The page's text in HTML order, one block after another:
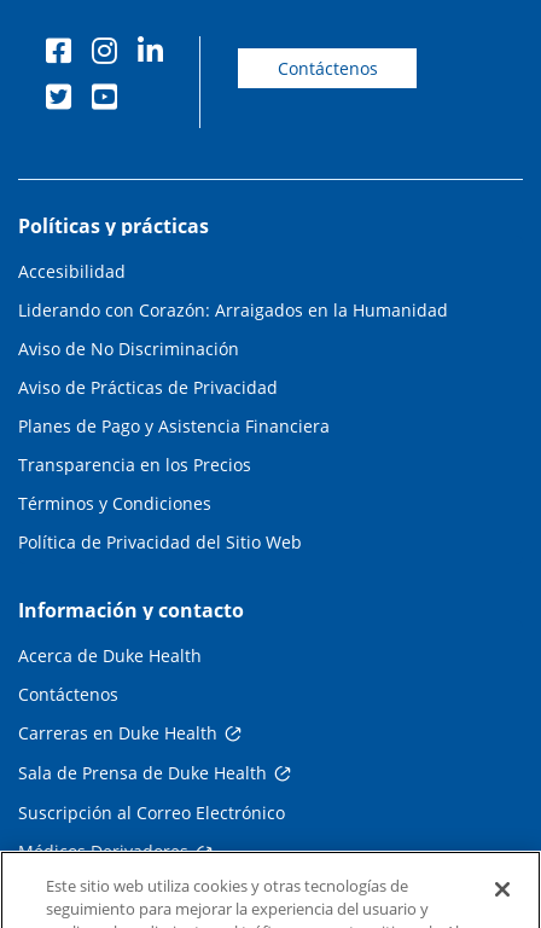
Contáctenos
Políticas y prácticas
Accesibilidad
Liderando con Corazón: Arraigados en la Humanidad
Aviso de No Discriminación
Aviso de Prácticas de Privacidad
Planes de Pago y Asistencia Financiera
Transparencia en los Precios
Términos y Condiciones
Política de Privacidad del Sitio Web
Información y contacto
Acerca de Duke Health
Contáctenos
Carreras en Duke Health
Sala de Prensa de Duke Health
Suscripción al Correo Electrónico
Médicos Derivadores
Enlaces relacionados
Este sitio web utiliza cookies y otras tecnologías de
seguimiento para mejorar la experiencia del usuario y